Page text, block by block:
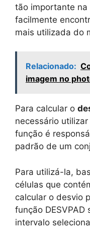
tão importante
facilmente
mais utilizada do
Relacionado:
imagem no
Para calcular o
necessário utilizar
função é
padrão de um
Para utilizá-la,
células que
calcular o desvio
função
intervalo